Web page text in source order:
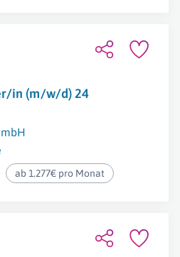
in (m/w/d) 24
ab 1.277€ pro Monat